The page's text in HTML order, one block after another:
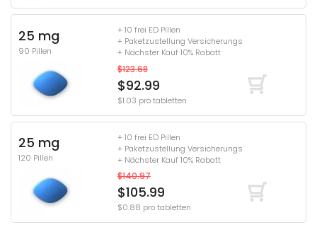
25 mg
90 Pillen
+ 10 frei ED Pillen
+ Paketzustellung Versicherungs
+ Nächster Kauf 10% Rabatt
$123.68
$92.99
$1.03 pro tabletten
25 mg
120 Pillen
+ 10 frei ED Pillen
+ Paketzustellung Versicherungs
+ Nächster Kauf 10% Rabatt
$140.97
$105.99
$0.88 pro tabletten